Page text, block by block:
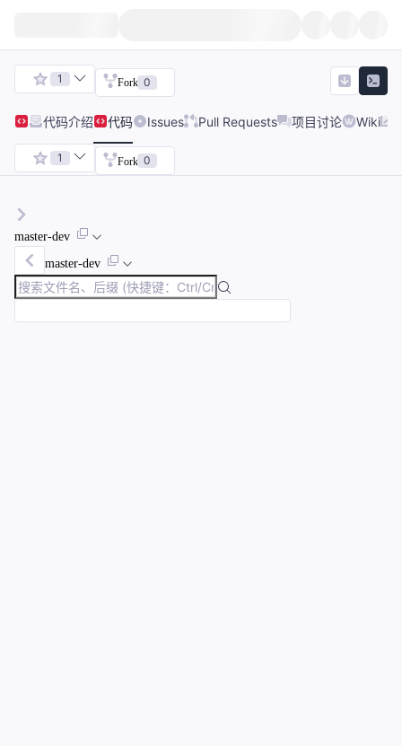
1 Fork 0
代码介绍 代码 Issues Pull Requests 项目讨论 Wiki
1 Fork 0
master-dev
master-dev